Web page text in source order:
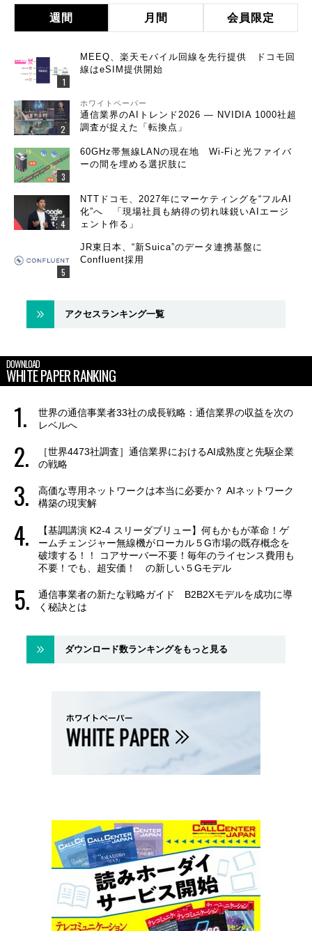
週間 月間 会員限定
MEEQ、楽天モバイル回線を先行提供 ドコモ回
線はeSIM提供開始
ホワイトペーパー
通信業界のAIトレンド2026 ― NVIDIA 1000社超
調査が捉えた「転換点」
60GHz帯無線LANの現在地 Wi-Fiと光ファイバ
ーの間を埋める選択肢に
NTTドコモ、2027年にマーケティングを“フルAI
化”へ 「現場社員も納得の切れ味鋭いAIエージ
ェント作る」
JR東日本、“新Suica”のデータ連携基盤に
Confluent採用
アクセスランキング一覧
DOWNLOAD
WHITE PAPER RANKING
世界の通信事業者33社の成長戦略：通信業界の収益を次の
レベルへ
［世界4473社調査］通信業界におけるAI成熟度と先駆企業
の戦略
高価な専用ネットワークは本当に必要か？ AIネットワーク
構築の現実解
【基調講演 K2-4 スリーダブリュー】何もかもが革命！ゲ
ームチェンジャー無線機がローカル５G市場の既存概念を
破壊する！！ コアサーバー不要！毎年のライセンス費用も
不要！でも、超安価！ の新しい５Gモデル
通信事業者の新たな戦略ガイド B2B2Xモデルを成功に導
く秘訣とは
ダウンロード数ランキングをもっと見る